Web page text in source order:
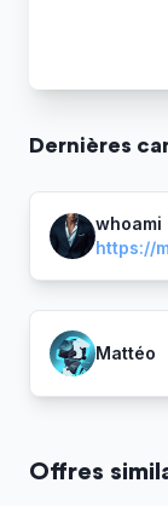
Dernières
whoami
https://
Mattéo
Offres